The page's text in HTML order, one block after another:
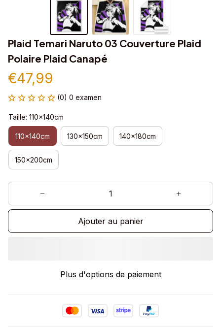
Plaid Temari Naruto 03 Couverture Plaid
Polaire Plaid Canapé
€47,99
(0) 0 examen
Taille: 110x140cm
110x140cm 130x150cm 140x180cm
150x200cm
Ajouter au panier
Plus d'options de paiement